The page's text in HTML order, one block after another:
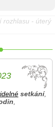
rozhlasu - úterý
setkání,